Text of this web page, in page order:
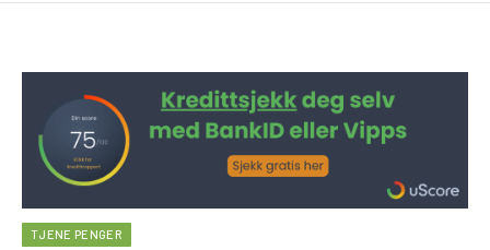
TJENE PENGER